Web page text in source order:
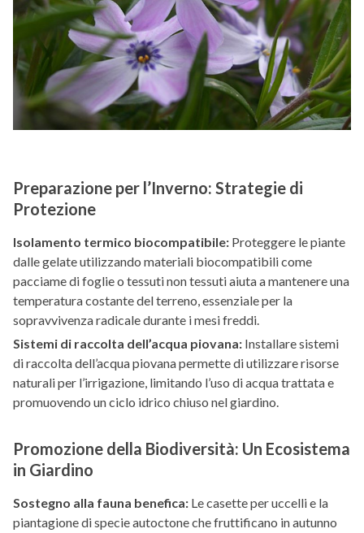
Preparazione per l’Inverno: Strategie di
Protezione
Isolamento termico biocompatibile: Proteggere le piante
dalle gelate utilizzando materiali biocompatibili come
pacciame di foglie o tessuti non tessuti aiuta a mantenere una
temperatura costante del terreno, essenziale per la
sopravvivenza radicale durante i mesi freddi.
Sistemi di raccolta dell’acqua piovana: Installare sistemi
di raccolta dell’acqua piovana permette di utilizzare risorse
naturali per l’irrigazione, limitando l’uso di acqua trattata e
promuovendo un ciclo idrico chiuso nel giardino.
Promozione della Biodiversità: Un Ecosistema
in Giardino
Sostegno alla fauna benefica: Le casette per uccelli e la
piantagione di specie autoctone che fruttificano in autunno